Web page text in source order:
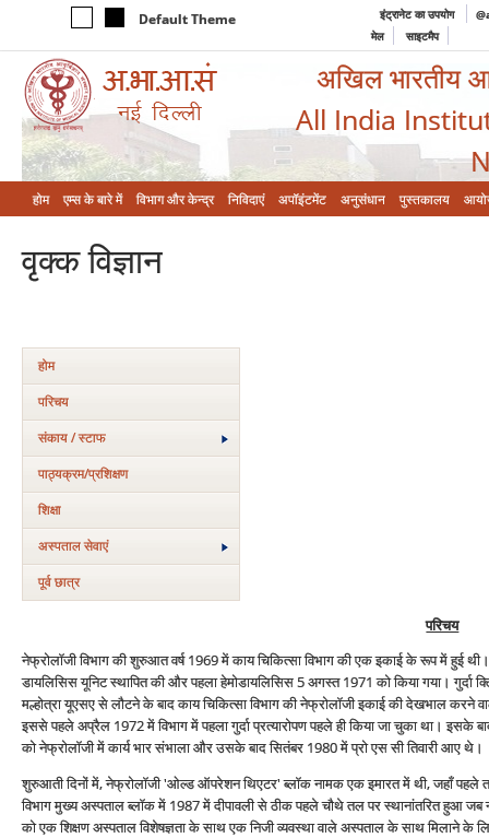
Default Theme इंट्रानेट का उपयोग
मेल
साइटमैप
अखिल भारतीय
All India
होम एम्‍स के बारे में विभाग और केन्‍द्र निविदाएं अपॉइंटमेंट अनुसंधान पुस्तकालय
वृक्‍क विज्ञान
होम
परिचय
संकाय / स्टाफ
पाठ्यक्रम/प्रशिक्षण
शिक्षा
अस्‍पताल सेवाएं
पूर्व छात्र
परिचय
नेफ्रोलॉजी विभाग की शुरुआत वर्ष 1969 में काय चिकित्सा विभाग की एक इकाई के रूप में हुई
डायलिसिस यूनिट स्थापित की और पहला हेमोडायलिसिस 5 अगस्त 1971 को किया गया।
मल्होत्रा यूएसए से लौटने के बाद काय चिकित्सा विभाग की नेफ्रोलॉजी इकाई की देखभाल
इससे पहले अप्रैल 1972 में विभाग में पहला गुर्दा प्रत्‍यारोपण पहले ही किया जा चुका था। इसके
को नेफ्रोलॉजी में कार्य भार संभाला और उसके बाद सितंबर 1980 में प्रो एस सी तिवारी आए थे।
शुरुआती दिनों में, नेफ्रोलॉजी 'ओल्ड ऑपरेशन थिएटर' ब्लॉक नामक एक इमारत में थी, जहाँ पहले
विभाग मुख्य अस्पताल ब्लॉक में 1987 में दीपावली से ठीक पहले चौथे तल पर स्थानांतरित हुआ जब
को एक शिक्षण अस्पताल विशेषज्ञता के साथ एक निजी व्‍यवस्‍था वाले अस्पताल के साथ मिलाने के